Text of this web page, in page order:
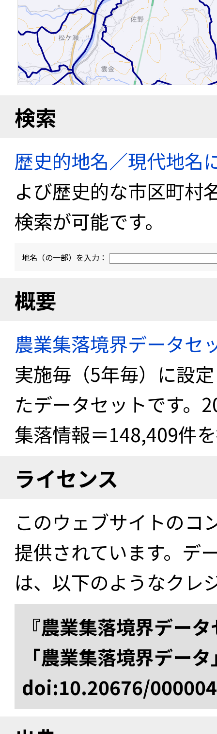
検索
歴史的地名／現代地名
よび歴史的な市区町村
検索が可能です。
地名（の一部）を入力：
概要
農業集落境界データセ
実施毎（5年毎）に設
たデータセットです。
集落情報＝148,409件
ライセンス
このウェブサイトのコ
提供されています。デ
は、以下のようなクレ
『農業集落境界デー
「農業集落境界デー
doi:10.20676/